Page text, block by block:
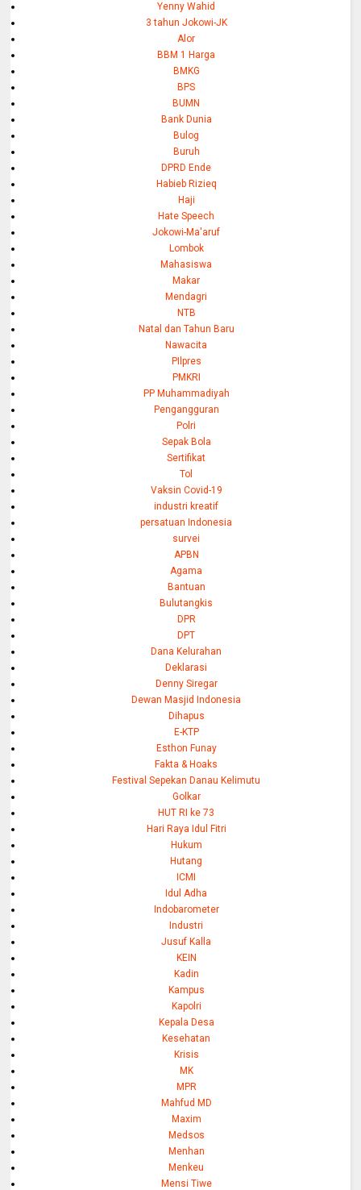
Yenny Wahid
3 tahun Jokowi-JK
Alor
BBM 1 Harga
BMKG
BPS
BUMN
Bank Dunia
Bulog
Buruh
DPRD Ende
Habieb Rizieq
Haji
Hate Speech
Jokowi-Ma'aruf
Lombok
Mahasiswa
Makar
Mendagri
NTB
Natal dan Tahun Baru
Nawacita
PIlpres
PMKRI
PP Muhammadiyah
Pengangguran
Polri
Sepak Bola
Sertifikat
Tol
Vaksin Covid-19
industri kreatif
persatuan Indonesia
survei
APBN
Agama
Bantuan
Bulutangkis
DPR
DPT
Dana Kelurahan
Deklarasi
Denny Siregar
Dewan Masjid Indonesia
Dihapus
E-KTP
Esthon Funay
Fakta & Hoaks
Festival Sepekan Danau Kelimutu
Golkar
HUT RI ke 73
Hari Raya Idul Fitri
Hukum
Hutang
ICMI
Idul Adha
Indobarometer
Industri
Jusuf Kalla
KEIN
Kadin
Kampus
Kapolri
Kepala Desa
Kesehatan
Krisis
MK
MPR
Mahfud MD
Maxim
Medsos
Menhan
Menkeu
Mensi Tiwe